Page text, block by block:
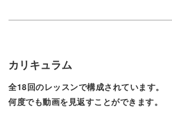
「住所は長いものが多いし、学んで
まずは正しい姿勢やペンの持ち方から
の練習から進めていきます。
カリキュラム
全18回のレッスンで構成されています。
何度でも動画を見返すことができます。